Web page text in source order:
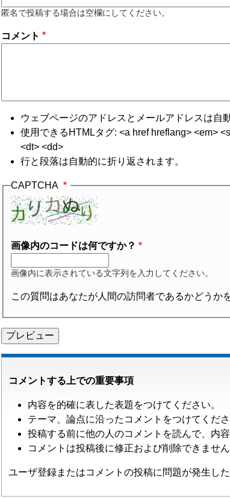
匿名で投稿する場合は空欄にしてください。
コメント
ウェブページのアドレスとメールアドレスは自
使用できるHTMLタグ: <a href hreflang> <em>
<dt> <dd>
行と段落は自動的に折り返されます。
CAPTCHA
画像内のコードは何ですか？
画像内に表示されている文字列を入力してください。
この質問はあなたが人間の訪問者であるかどうか
コメントする上での重要事項
内容を的確に表した表題をつけてください。
テーマ、論点に沿ったコメントをつけてくださ
投稿する前に他の人のコメントを読んで、内
コメントは投稿後に修正および削除できませ
ユーザ登録またはコメントの投稿に問題が発生した